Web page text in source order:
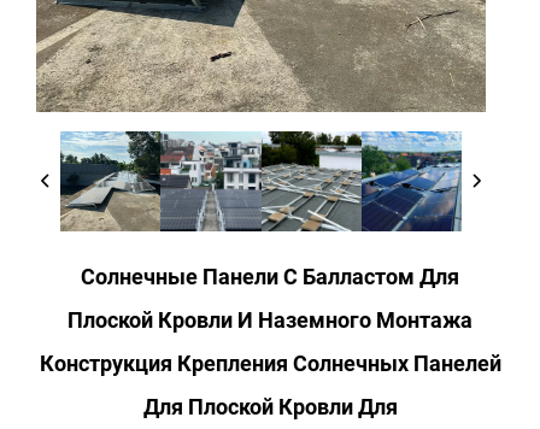
Солнечные Панели С Балластом Для
Плоской Кровли И Наземного Монтажа
Конструкция Крепления Солнечных Панелей
Для Плоской Кровли Для